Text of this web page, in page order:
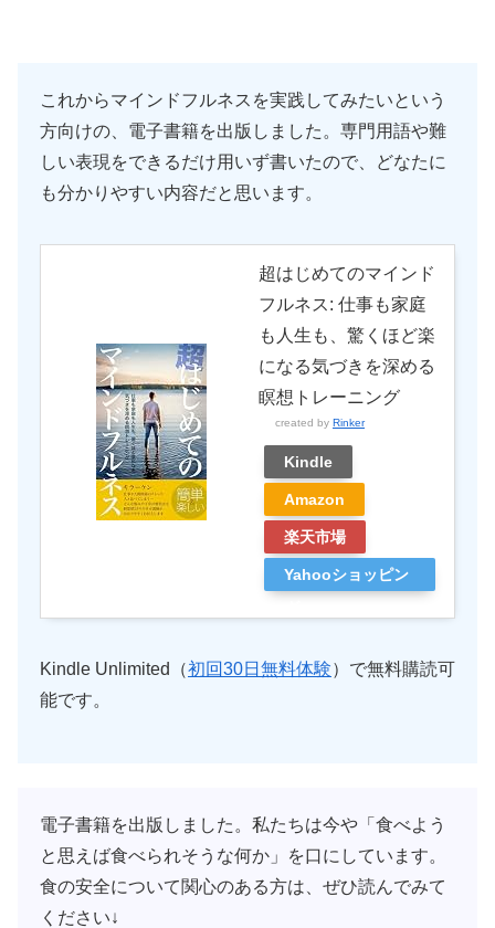
これからマインドフルネスを実践してみたいという
方向けの、電子書籍を出版しました。専門用語や難
しい表現をできるだけ用いず書いたので、どなたに
も分かりやすい内容だと思います。
超はじめてのマインド
フルネス: 仕事も家庭
も人生も、驚くほど楽
になる気づきを深める
瞑想トレーニング
created by Rinker
Kindle
Amazon
楽天市場
Yahooショッピン
Kindle Unlimited（初回30日無料体験）で無料購読可
能です。
電子書籍を出版しました。私たちは今や「食べよう
と思えば食べられそうな何か」を口にしています。
食の安全について関心のある方は、ぜひ読んでみて
ください↓